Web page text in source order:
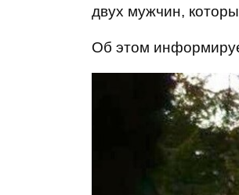
двух мужчин,
Об этом